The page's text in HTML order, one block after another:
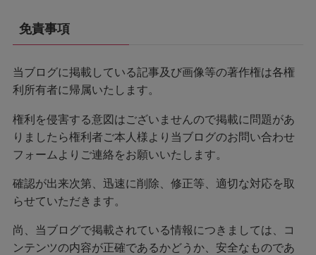
免責事項
当ブログに掲載している記事及び画像等の著作権は各権
利所有者に帰属いたします。
権利を侵害する意図はございませんので掲載に問題があ
りましたら権利者ご本人様より当ブログのお問い合わせ
フォームよりご連絡をお願いいたします。
確認が出来次第、迅速に削除、修正等、適切な対応を取
らせていただきます。
尚、当ブログで掲載されている情報につきましては、コ
ンテンツの内容が正確であるかどうか、安全なものであ